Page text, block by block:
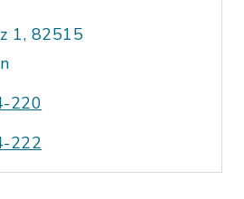
1, 82515
220
222